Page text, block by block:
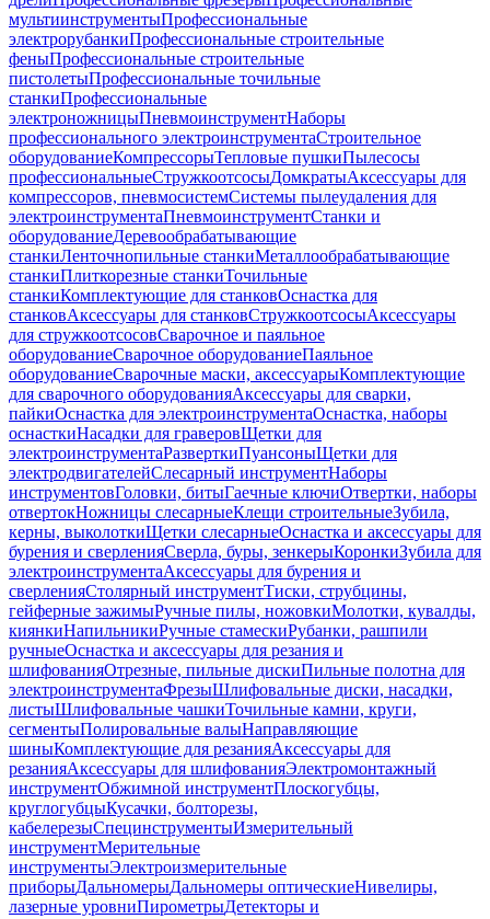
мультиинструментыПрофессиональные
электрорубанкиПрофессиональные строительные
феныПрофессиональные строительные
пистолетыПрофессиональные точильные
станкиПрофессиональные
электроножницыПневмоинструментНаборы
профессионального электроинструментаСтроительное
оборудованиеКомпрессорыТепловые пушкиПылесосы
профессиональныеСтружкоотсосыДомкратыАксессуары для
компрессоров, пневмосистемСистемы пылеудаления для
электроинструментаПневмоинструментСтанки и
оборудованиеДеревообрабатывающие
станкиЛенточнопильные станкиМеталлообрабатывающие
станкиПлиткорезные станкиТочильные
станкиКомплектующие для станковОснастка для
станковАксессуары для станковСтружкоотсосыАксессуары
для стружкоотсосовСварочное и паяльное
оборудованиеСварочное оборудованиеПаяльное
оборудованиеСварочные маски, аксессуарыКомплектующие
для сварочного оборудованияАксессуары для сварки,
пайкиОснастка для электроинструментаОснастка, наборы
оснасткиНасадки для граверовЩетки для
электроинструментаРазверткиПуансоныЩетки для
электродвигателейСлесарный инструментНаборы
инструментовГоловки, битыГаечные ключиОтвертки, наборы
отвертокНожницы слесарныеКлещи строительныеЗубила,
керны, выколоткиЩетки слесарныеОснастка и аксессуары для
бурения и сверленияСверла, буры, зенкерыКоронкиЗубила для
электроинструментаАксессуары для бурения и
сверленияСтолярный инструментТиски, струбцины,
гейферные зажимыРучные пилы, ножовкиМолотки, кувалды,
киянкиНапильникиРучные стамескиРубанки, рашпили
ручныеОснастка и аксессуары для резания и
шлифованияОтрезные, пильные дискиПильные полотна для
электроинструментаФрезыШлифовальные диски, насадки,
листыШлифовальные чашкиТочильные камни, круги,
сегментыПолировальные валыНаправляющие
шиныКомплектующие для резанияАксессуары для
резанияАксессуары для шлифованияЭлектромонтажный
инструментОбжимной инструментПлоскогубцы,
круглогубцыКусачки, болторезы,
кабелерезыСпецинструментыИзмерительный
инструментМерительные
инструментыЭлектроизмерительные
приборыДальномерыДальномеры оптическиеНивелиры,
лазерные уровниПирометрыДетекторы и